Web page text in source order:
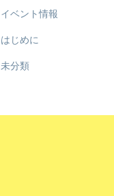
イベント情報
はじめに
未分類